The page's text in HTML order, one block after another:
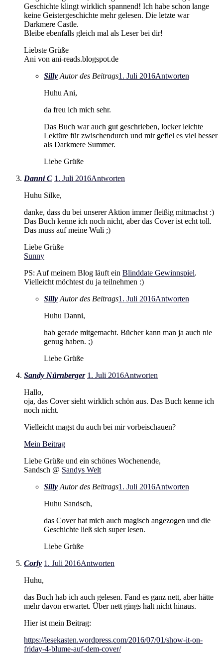
Geschichte klingt wirklich spannend! Ich habe schon lange
keine Geistergeschichte mehr gelesen. Die letzte war
Darkmere Castle.
Bleibe ebenfalls gleich mal als Leser bei dir!
Liebste Grüße
Ani von ani-reads.blogspot.de
Silly Autor des Beitrags1. Juli 2016Antworten
Huhu Ani,
da freu ich mich sehr.
Das Buch war auch gut geschrieben, locker leichte
Lektüre für zwischendurch und mir gefiel es viel besser
als Darkmere Summer.
Liebe Grüße
Danni C 1. Juli 2016Antworten
Huhu Silke,
danke, dass du bei unserer Aktion immer fleißig mitmachst :)
Das Buch kenne ich noch nicht, aber das Cover ist echt toll.
Das muss auf meine Wuli ;)
Liebe Grüße
Sunny
PS: Auf meinem Blog läuft ein Blinddate Gewinnspiel.
Vielleicht möchtest du ja teilnehmen :)
Silly Autor des Beitrags1. Juli 2016Antworten
Huhu Danni,
hab gerade mitgemacht. Bücher kann man ja auch nie
genug haben. ;)
Liebe Grüße
Sandy Nürnberger 1. Juli 2016Antworten
Hallo,
oja, das Cover sieht wirklich schön aus. Das Buch kenne ich
noch nicht.
Vielleicht magst du auch bei mir vorbeischauen?
Mein Beitrag
Liebe Grüße und ein schönes Wochenende,
Sandsch @ Sandys Welt
Silly Autor des Beitrags1. Juli 2016Antworten
Huhu Sandsch,
das Cover hat mich auch magisch angezogen und die
Geschichte ließ sich super lesen.
Liebe Grüße
Corly 1. Juli 2016Antworten
Huhu,
das Buch hab ich auch gelesen. Fand es ganz nett, aber hätte
mehr davon erwartet. Über nett gings halt nicht hinaus.
Hier ist mein Beitrag:
https://lesekasten.wordpress.com/2016/07/01/show-it-on-
friday-4-blume-auf-dem-cover/